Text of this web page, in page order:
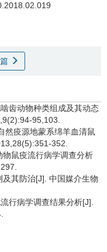
齿动物种类组成及其动态
95,103.
然疫源地蒙系绵羊血清鼠
352.
鼠疫流行病学调查分析
其防治[J]. 中国媒介生物
行病学调查结果分析[J].